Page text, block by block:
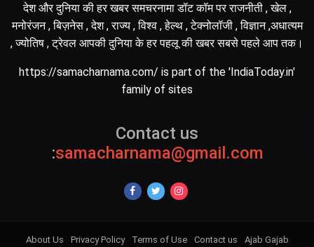
देश और दुनिया की हर खबर समचरनामा डॉट कॉम पर राजनीती , खेल ,
मनोरंजन , बिज़नेस , देश , राज्य , विश्व , हेल्थ , टेक्नोलॉजी , विज्ञान ,अधात्यम
, ज्योतिष , ट्रेवल आपकी दुनिया के हर पहलू की खबर सबसे पहले आप तक।
https://samacharnama.com/ is part of the 'IndiaToday.in'
family of sites
Contact us
:samacharnama@gmail.com
About Us Privacy Policy Terms of Use Contact us Ajab Gajab